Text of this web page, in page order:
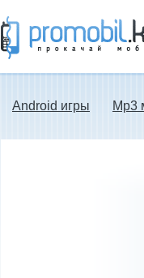
для Nokia, мелодии на
Android игры Mp3